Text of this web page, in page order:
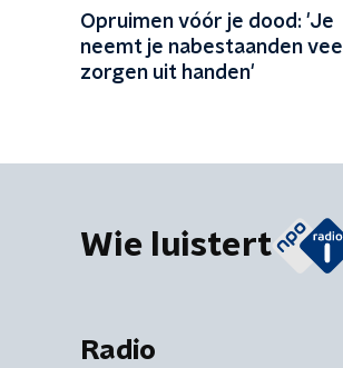
Opruimen vóór je dood: 'Je
neemt je nabestaanden veel
zorgen uit handen'
Wie luistert
Radio